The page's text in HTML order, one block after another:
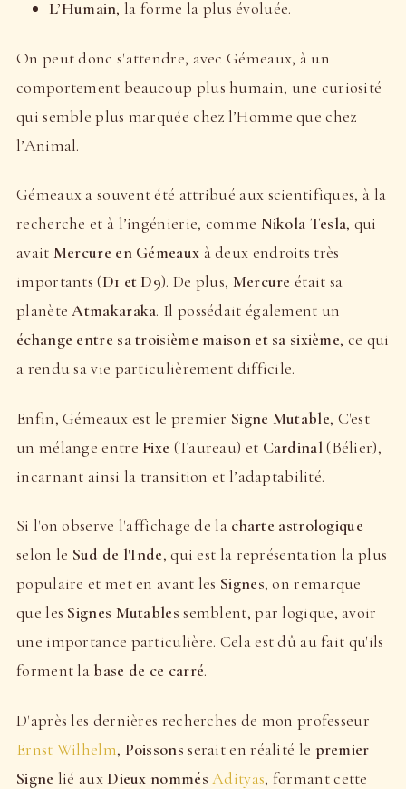
L’Humain, la forme la plus évoluée.
On peut donc s'attendre, avec Gémeaux, à un
comportement beaucoup plus humain, une curiosité
qui semble plus marquée chez l’Homme que chez
l’Animal.
Gémeaux a souvent été attribué aux scientifiques, à la
recherche et à l’ingénierie, comme Nikola Tesla, qui
avait Mercure en Gémeaux à deux endroits très
importants (D1 et D9). De plus, Mercure était sa
planèteAtmakaraka. Il possédait également un
échange entre sa troisième maison et sa sixième, ce qui
a rendu sa vie particulièrement difficile.
Enfin, Gémeaux est le premier Signe Mutable, C'est
un mélange entre Fixe (Taureau) et Cardinal(Bélier),
incarnant ainsi la transition et l’adaptabilité.
Si l'on observe l'affichage de la charte astrologique
selon le Sud de l'Inde, qui est la représentation la plus
populaire et met en avant les Signes, on remarque
que les Signes Mutables semblent, par logique, avoir
une importance particulière. Cela est dû au fait qu'ils
forment la base de ce carré.
D'après les dernières recherches de mon professeur
Ernst Wilhelm, Poissons serait en réalité le premier
Signe lié aux Dieux nommés Adityas, formant cette